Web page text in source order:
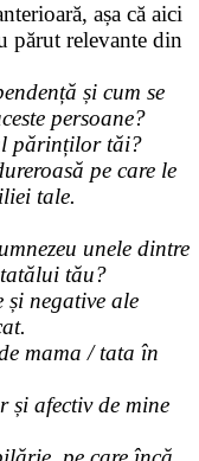
așa că aici
părut relevante din
și cum se
persoane?
părinților tăi?
pe care le
tale.
unele dintre
tău?
și negative ale
mama / tata în
și afectiv de mine